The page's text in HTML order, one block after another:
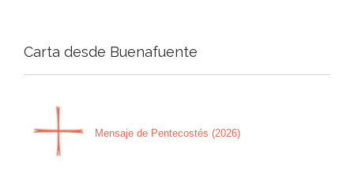
Carta desde Buenafuente
Mensaje de Pentecostés (2026)